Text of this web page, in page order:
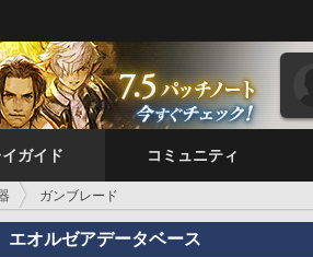
ガイド コミュニティ
ガンブレード
エオルゼアデータベース